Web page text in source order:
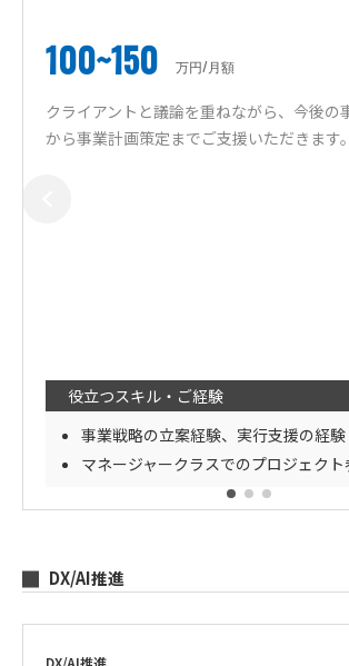
100~150 万円/月額
クライアントと議論を重ねながら、今後の
から事業計画策定までご支援いただきます。
役立つスキル・ご経験
事業戦略の立案経験、実行支援の経験
マネージャークラスでのプロジェク
DX/AI推進
DX/AI推進